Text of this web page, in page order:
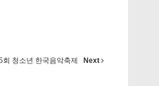
청소년 한국음악축제 Next